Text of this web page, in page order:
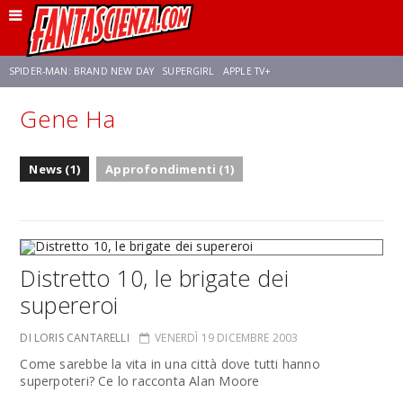
SPIDER-MAN: BRAND NEW DAY SUPERGIRL APPLE TV+
FRANCO RICCIARDIELLO
Gene Ha
News (1) Approfondimenti (1)
Distretto 10, le brigate dei
supereroi
DI LORIS CANTARELLI VENERDÌ 19 DICEMBRE 2003
Come sarebbe la vita in una città dove tutti hanno
superpoteri? Ce lo racconta Alan Moore